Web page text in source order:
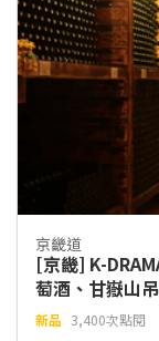
京畿道
[京畿] K-
萄酒、甘嶽山
新品 3,400次點閱